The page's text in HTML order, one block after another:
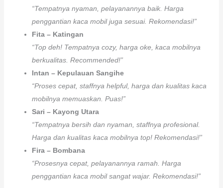
“Tempatnya nyaman, pelayanannya baik. Harga
penggantian kaca mobil juga sesuai. Rekomendasi!”
Fita – Katingan
“Top deh! Tempatnya cozy, harga oke, kaca mobilnya
berkualitas. Recommended!”
Intan – Kepulauan Sangihe
“Proses cepat, staffnya helpful, harga dan kualitas kaca
mobilnya memuaskan. Puas!”
Sari – Kayong Utara
“Tempatnya bersih dan nyaman, staffnya profesional.
Harga dan kualitas kaca mobilnya top! Rekomendasi!”
Fira – Bombana
“Prosesnya cepat, pelayanannya ramah. Harga
penggantian kaca mobil sangat wajar. Rekomendasi!”